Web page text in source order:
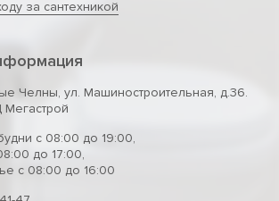
за сантехникой
Челны, ул. Машиностроительная, д.36.
с 08:00 до 19:00,
до 17:00,
с 08:00 до 16:00